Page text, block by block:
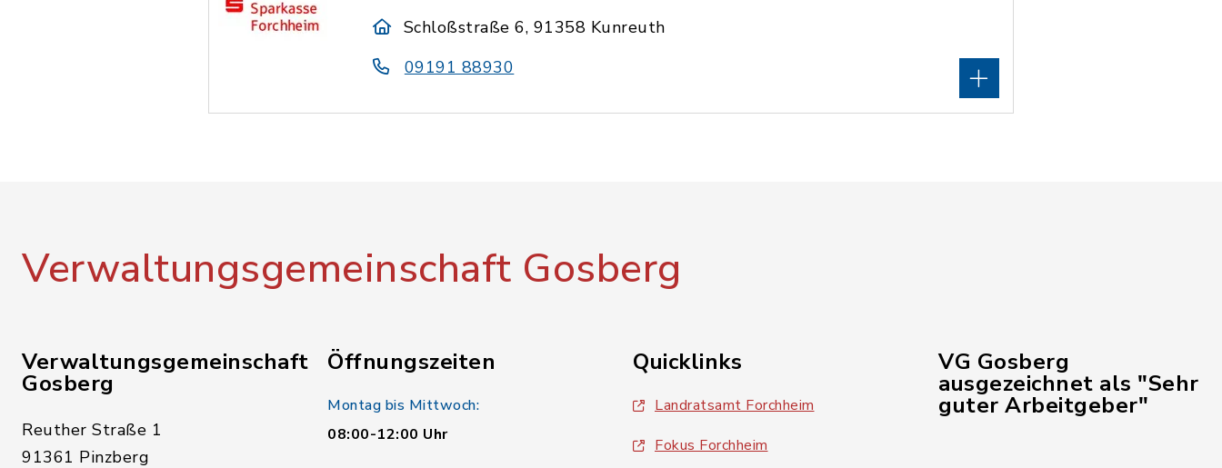
Schloßstraße 6, 91358 Kunreuth
09191 88930
Verwaltungsgemeinschaft Gosberg
Verwaltungsgemeinschaft
Gosberg
Reuther Straße 1
91361 Pinzberg
Öffnungszeiten
Montag bis Mittwoch:
08:00-12:00 Uhr
Quicklinks
Landratsamt Forchheim
Fokus Forchheim
VG Gosberg
ausgezeichnet als "Sehr
guter Arbeitgeber"